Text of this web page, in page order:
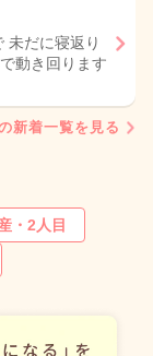
未だに寝返り
動き回ります
新着一覧を見る
・2人目